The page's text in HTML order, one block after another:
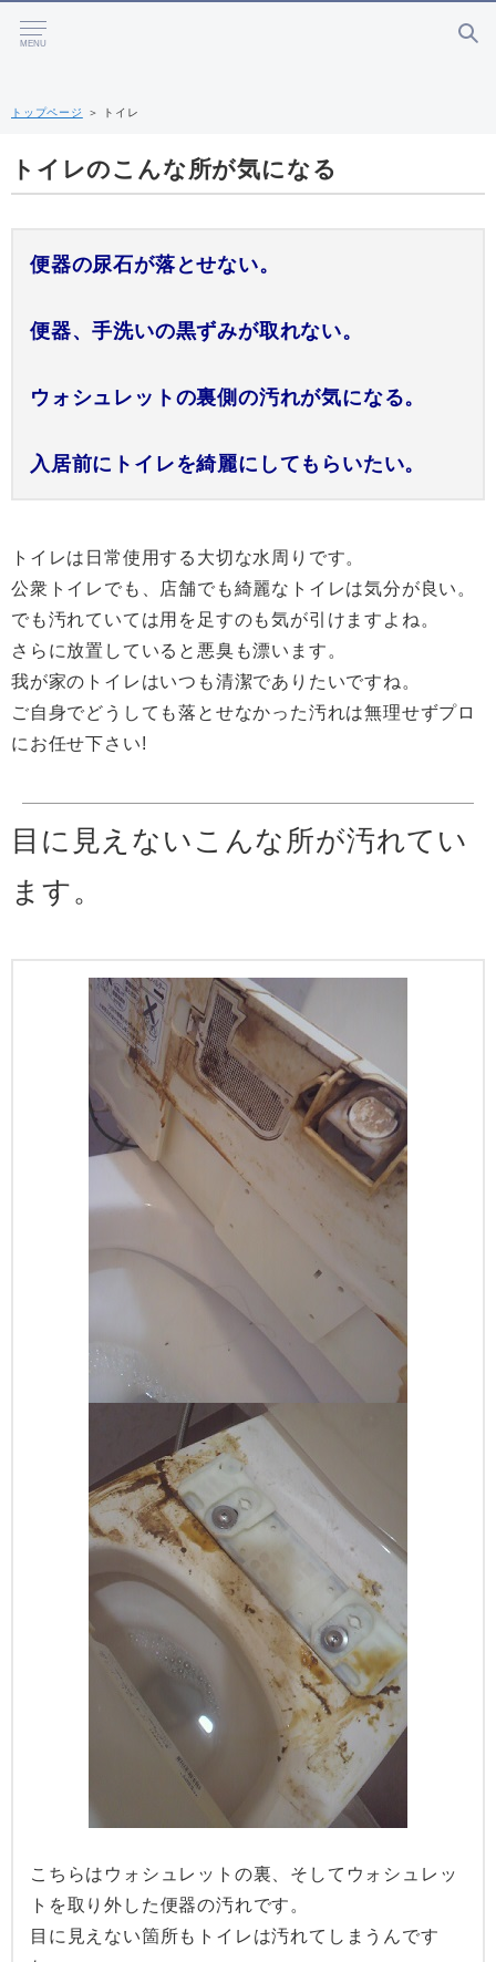
MENU
トップページ ＞ トイレ
トイレのこんな所が気になる
便器の尿石が落とせない。
便器、手洗いの黒ずみが取れない。
ウォシュレットの裏側の汚れが気になる。
入居前にトイレを綺麗にしてもらいたい。
トイレは日常使用する大切な水周りです。
公衆トイレでも、店舗でも綺麗なトイレは気分が良い。
でも汚れていては用を足すのも気が引けますよね。
さらに放置していると悪臭も漂います。
我が家のトイレはいつも清潔でありたいですね。
ご自身でどうしても落とせなかった汚れは無理せずプロ
にお任せ下さい!
目に見えないこんな所が汚れてい
ます。
こちらはウォシュレットの裏、そしてウォシュレッ
トを取り外した便器の汚れです。
目に見えない箇所もトイレは汚れてしまうんです